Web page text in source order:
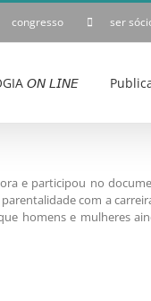
congresso ser
𝘖𝘕 𝘓𝘐𝘕𝘌
e participou no
com a
homens e mulheres